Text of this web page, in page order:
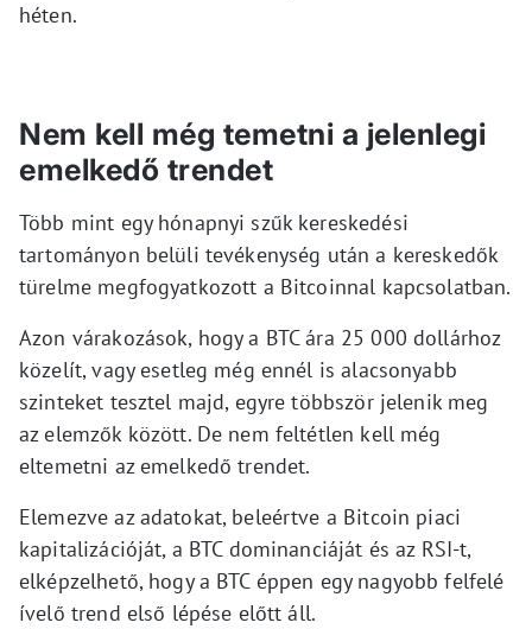
héten.
Nem kell még temetni a jelenlegi
emelkedő trendet
Több mint egy hónapnyi szűk kereskedési
tartományon belüli tevékenység után a kereskedők
türelme megfogyatkozott a Bitcoinnal kapcsolatban.
Azon várakozások, hogy a BTC ára 25 000 dollárhoz
közelít, vagy esetleg még ennél is alacsonyabb
szinteket tesztel majd, egyre többször jelenik meg
az elemzők között. De nem feltétlen kell még
eltemetni az emelkedő trendet.
Elemezve az adatokat, beleértve a Bitcoin piaci
kapitalizációját, a BTC dominanciáját és az RSI-t,
elképzelhető, hogy a BTC éppen egy nagyobb felfelé
ívelő trend első lépése előtt áll.